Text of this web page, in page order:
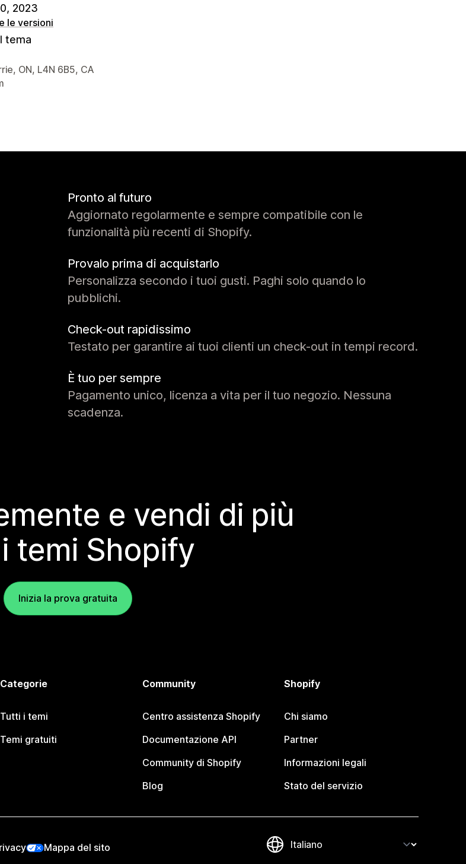
2023
le versioni
tema
ON, L4N 6B5, CA
Pronto al futuro
Aggiornato regolarmente e sempre compatibile con le
funzionalità più recenti di Shopify.
Provalo prima di acquistarlo
Personalizza secondo i tuoi gusti. Paghi solo quando lo
pubblichi.
Check-out rapidissimo
Testato per garantire ai tuoi clienti un check-out in tempi record.
È tuo per sempre
Pagamento unico, licenza a vita per il tuo negozio. Nessuna
scadenza.
e vendi di più
temi Shopify
Inizia la prova gratuita
Categorie
Tutti i temi
Temi gratuiti
Community
Centro assistenza Shopify
Documentazione API
Community di Shopify
Blog
Shopify
Chi siamo
Partner
Informazioni legali
Stato del servizio
Mappa del sito